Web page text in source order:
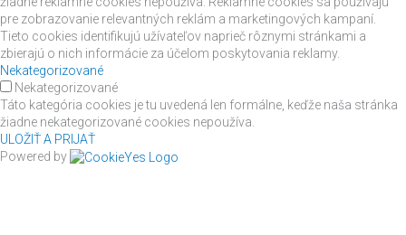
pre zobrazovanie relevantných reklám a marketingových kampaní.
Tieto cookies identifikujú užívateľov naprieč rôznymi stránkami a
zbierajú o nich informácie za účelom poskytovania reklamy.
Nekategorizované
Nekategorizované
Táto kategória cookies je tu uvedená len formálne, keďže naša stránka
žiadne nekategorizované cookies nepoužíva.
ULOŽIŤ A PRIJAŤ
Powered by